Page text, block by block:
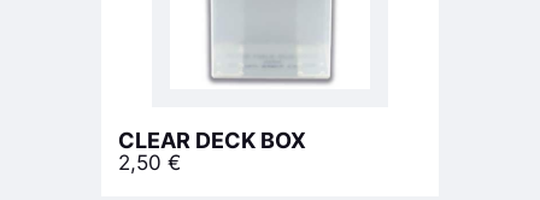
CLEAR DECK BOX
2,50 €